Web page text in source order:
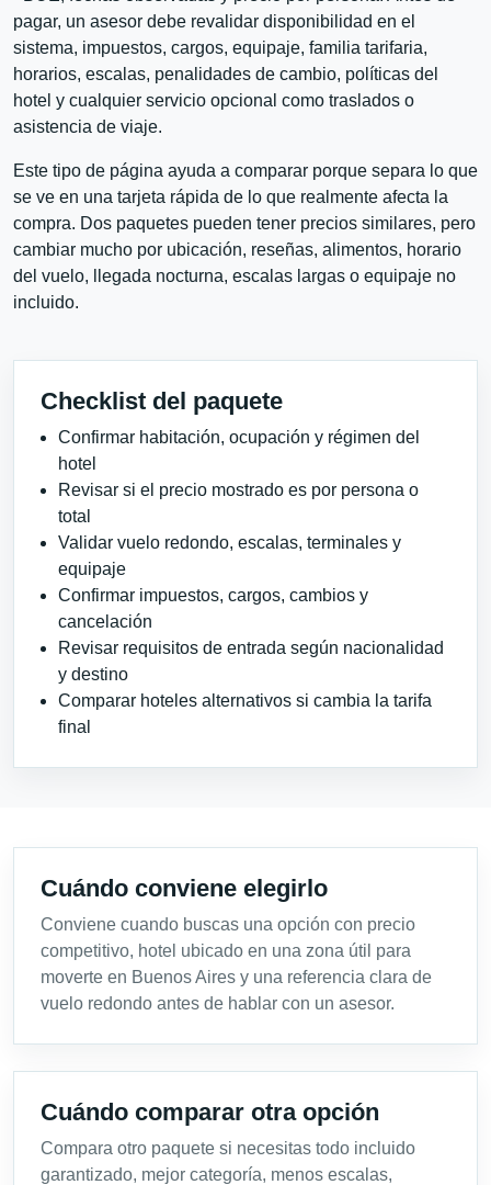
pagar, un asesor debe revalidar disponibilidad en el
sistema, impuestos, cargos, equipaje, familia tarifaria,
horarios, escalas, penalidades de cambio, políticas del
hotel y cualquier servicio opcional como traslados o
asistencia de viaje.
Este tipo de página ayuda a comparar porque separa lo que
se ve en una tarjeta rápida de lo que realmente afecta la
compra. Dos paquetes pueden tener precios similares, pero
cambiar mucho por ubicación, reseñas, alimentos, horario
del vuelo, llegada nocturna, escalas largas o equipaje no
incluido.
Checklist del paquete
Confirmar habitación, ocupación y régimen del
hotel
Revisar si el precio mostrado es por persona o
total
Validar vuelo redondo, escalas, terminales y
equipaje
Confirmar impuestos, cargos, cambios y
cancelación
Revisar requisitos de entrada según nacionalidad
y destino
Comparar hoteles alternativos si cambia la tarifa
final
Cuándo conviene elegirlo
Conviene cuando buscas una opción con precio
competitivo, hotel ubicado en una zona útil para
moverte en Buenos Aires y una referencia clara de
vuelo redondo antes de hablar con un asesor.
Cuándo comparar otra opción
Compara otro paquete si necesitas todo incluido
garantizado, mejor categoría, menos escalas,